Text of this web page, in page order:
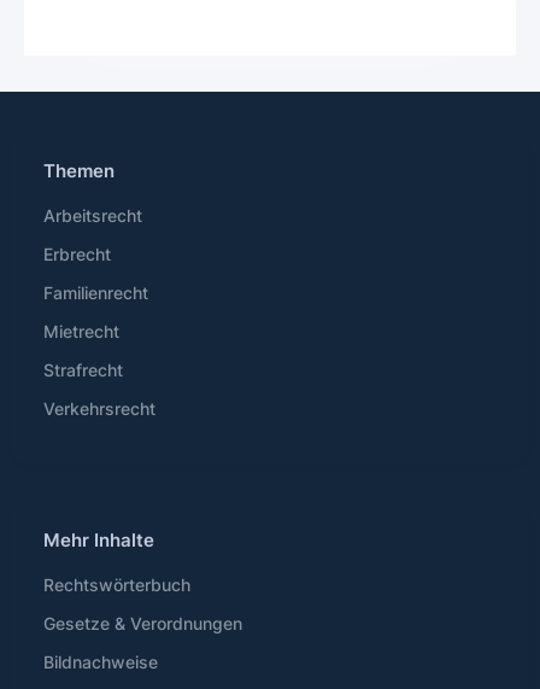
Themen
Arbeitsrecht
Erbrecht
Familienrecht
Mietrecht
Strafrecht
Verkehrsrecht
Mehr Inhalte
Rechtswörterbuch
Gesetze & Verordnungen
Bildnachweise